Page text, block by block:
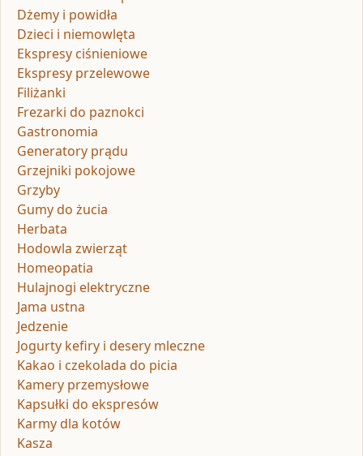
Dżemy i powidła
Dzieci i niemowlęta
Ekspresy ciśnieniowe
Ekspresy przelewowe
Filiżanki
Frezarki do paznokci
Gastronomia
Generatory prądu
Grzejniki pokojowe
Grzyby
Gumy do żucia
Herbata
Hodowla zwierząt
Homeopatia
Hulajnogi elektryczne
Jama ustna
Jedzenie
Jogurty kefiry i desery mleczne
Kakao i czekolada do picia
Kamery przemysłowe
Kapsułki do ekspresów
Karmy dla kotów
Kasza